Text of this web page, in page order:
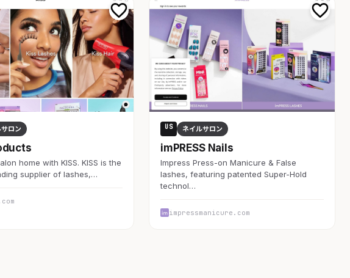
ロン
home with KISS. KISS is the
supplier of lashes,…
US ネイルサロン
imPRESS Nails
Impress Press-on Manicure & False
lashes, featuring patented Super-Hold
technol…
impressmanicure.com